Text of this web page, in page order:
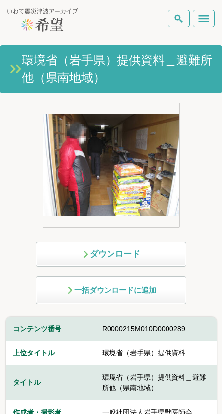
いわて震災津波アーカイブとは
岩手県の被害状況
ピックアップコンテンツ
Foreign Laguage
検索
環境省（岩手県）提供資料＿避難所
他（県南地域）
ダウンロード
一括ダウンロードに追加
コンテンツ番号 R0000215M010D0000289
上位タイトル 環境省（岩手県）提供資料
タイトル
環境省（岩手県）提供資料＿避難
所他（県南地域）
作成者・撮影者 一般社団法人岩手県獣医師会